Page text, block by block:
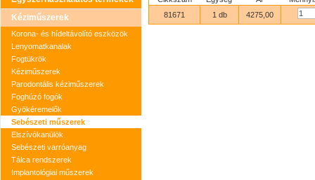
Kéziműszerek
Korona- és hídeltávolító eszközök
Lenyomatkanalak
Fogtükrök
Kéziműszerek
Parodontális kéziműszerek
Foghúzó fogók
Gyökéremelők
Sebészeti műszerek
Elszívókanülök
Sebészeti varróanyag
Tálca rendszerek
Implantológiai műszerek
81671
1 db 4275,00